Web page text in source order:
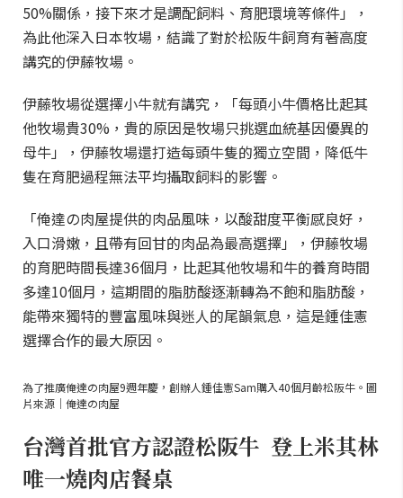
50%關係，接下來才是調配飼料、育肥環境等條件」，
為此他深入日本牧場，結識了對於松阪牛飼育有著高度
講究的伊藤牧場。
伊藤牧場從選擇小牛就有講究，「每頭小牛價格比起其
他牧場貴30%，貴的原因是牧場只挑選血統基因優異的
母牛」，伊藤牧場還打造每頭牛隻的獨立空間，降低牛
隻在育肥過程無法平均攝取飼料的影響。
「俺達の肉屋提供的肉品風味，以酸甜度平衡感良好，
入口滑嫩，且帶有回甘的肉品為最高選擇」，伊藤牧場
的育肥時間長達36個月，比起其他牧場和牛的養育時間
多達10個月，這期間的脂肪酸逐漸轉為不飽和脂肪酸，
能帶來獨特的豐富風味與迷人的尾韻氣息，這是鍾佳憲
選擇合作的最大原因。
為了推廣俺達の肉屋9週年慶，創辦人鍾佳憲Sam購入40個月齡松阪牛。圖
片來源｜俺達の肉屋
台灣首批官方認證松阪牛 登上米其林
唯一燒肉店餐桌